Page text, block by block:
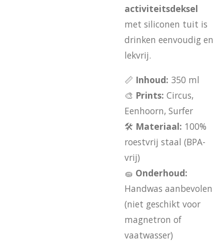
activiteitsdeksel
met siliconen tuit is
drinken eenvoudig en
lekvrij.
📏 Inhoud: 350 ml
🎨 Prints: Circus,
Eenhoorn, Surfer
🛠️ Materiaal: 100%
roestvrij staal (BPA-
vrij)
🧽 Onderhoud:
Handwas aanbevolen
(niet geschikt voor
magnetron of
vaatwasser)